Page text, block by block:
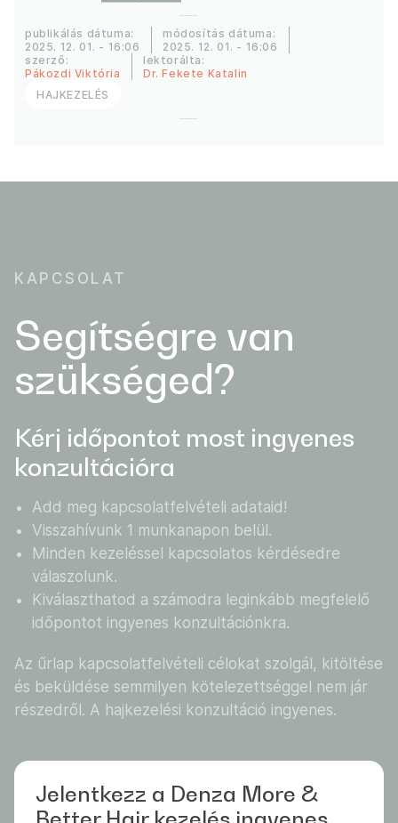
publikálás dátuma:
2025. 12. 01. - 16:06
módosítás dátuma:
2025. 12. 01. - 16:06
szerző:
Pákozdi Viktória
lektorálta:
Dr. Fekete Katalin
HAJKEZELÉS
KAPCSOLAT
Segítségre van
szükséged?
Kérj időpontot most ingyenes
konzultációra
Add meg kapcsolatfelvételi adataid!
Visszahívunk 1 munkanapon belül.
Minden kezeléssel kapcsolatos kérdésedre
válaszolunk.
Kiválaszthatod a számodra leginkább megfelelő
időpontot ingyenes konzultációnkra.
Az űrlap kapcsolatfelvételi célokat szolgál, kitöltése
és beküldése semmilyen kötelezettséggel nem jár
részedről. A hajkezelési konzultáció ingyenes.
Jelentkezz a Denza More &